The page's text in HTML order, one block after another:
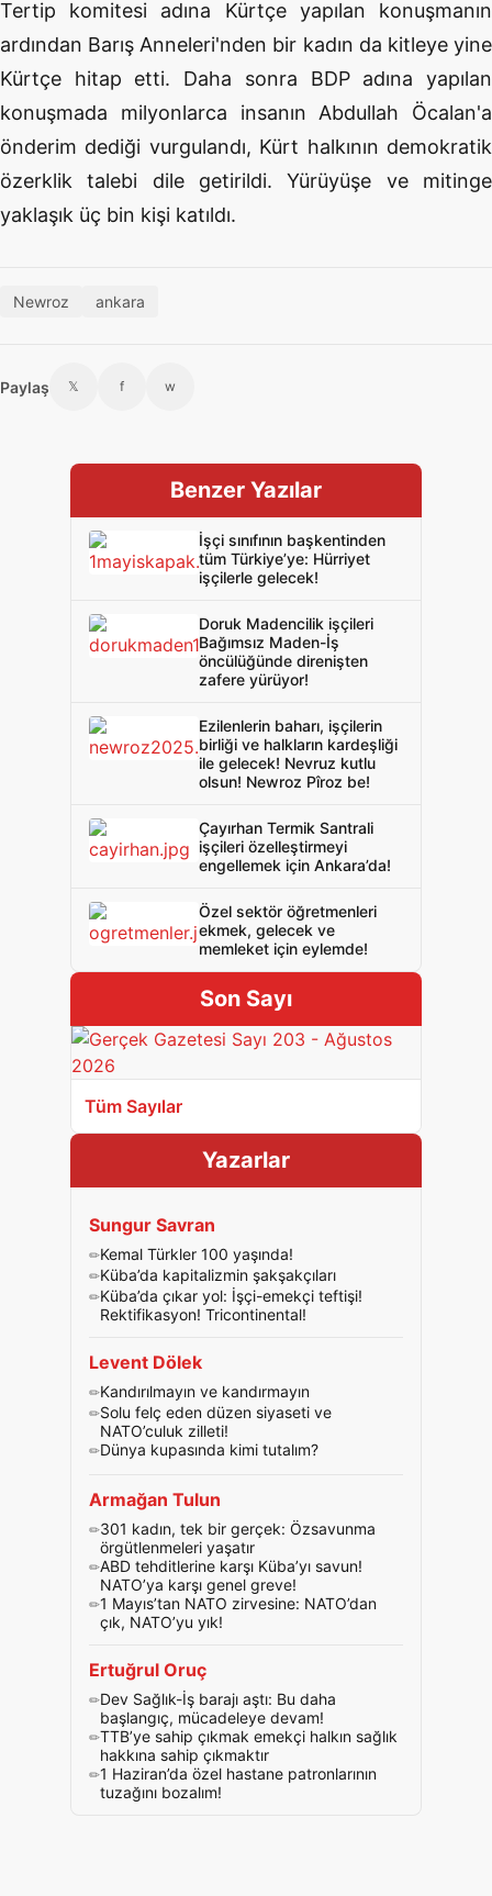
Tertip komitesi adına Kürtçe yapılan konuşmanın
ardından Barış Anneleri'nden bir kadın da kitleye yine
Kürtçe hitap etti. Daha sonra BDP adına yapılan
konuşmada milyonlarca insanın Abdullah Öcalan'a
önderim dediği vurgulandı, Kürt halkının demokratik
özerklik talebi dile getirildi. Yürüyüşe ve mitinge
yaklaşık üç bin kişi katıldı.
Newroz ankara
Paylaş 𝕏 f w
Benzer Yazılar
İşçi sınıfının başkentinden
tüm Türkiye’ye: Hürriyet
işçilerle gelecek!
Doruk Madencilik işçileri
Bağımsız Maden-İş
öncülüğünde direnişten
zafere yürüyor!
Ezilenlerin baharı, işçilerin
birliği ve halkların kardeşliği
ile gelecek! Nevruz kutlu
olsun! Newroz Pîroz be!
Çayırhan Termik Santrali
işçileri özelleştirmeyi
engellemek için Ankara’da!
Özel sektör öğretmenleri
ekmek, gelecek ve
memleket için eylemde!
Son Sayı
Tüm Sayılar
Yazarlar
Sungur Savran
Kemal Türkler 100 yaşında!
Küba’da kapitalizmin şakşakçıları
Küba’da çıkar yol: İşçi-emekçi teftişi!
Rektifikasyon! Tricontinental!
Levent Dölek
Kandırılmayın ve kandırmayın
Solu felç eden düzen siyaseti ve
NATO’culuk zilleti!
Dünya kupasında kimi tutalım?
Armağan Tulun
301 kadın, tek bir gerçek: Özsavunma
örgütlenmeleri yaşatır
ABD tehditlerine karşı Küba’yı savun!
NATO’ya karşı genel greve!
1 Mayıs’tan NATO zirvesine: NATO’dan
çık, NATO’yu yık!
Ertuğrul Oruç
Dev Sağlık-İş barajı aştı: Bu daha
başlangıç, mücadeleye devam!
TTB’ye sahip çıkmak emekçi halkın sağlık
hakkına sahip çıkmaktır
1 Haziran’da özel hastane patronlarının
tuzağını bozalım!